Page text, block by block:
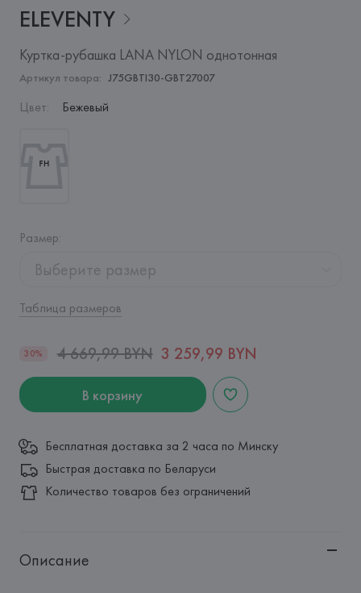
ELEVENTY
Куртка-рубашка LANA NYLON однотонная
Артикул товара: J75GBTI30-GBT27007
Цвет: Бежевый
Размер:
Выберите размер
Таблица размеров
30% 4 669,99 BYN 3 259,99 BYN
В корзину
Бесплатная доставка за 2 часа по Минску
Быстрая доставка по Беларуси
Количество товаров без ограничений
Описание